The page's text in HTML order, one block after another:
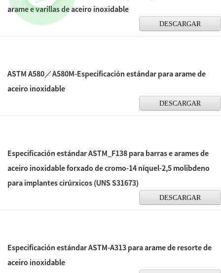
arame e varillas de aceiro inoxidable
DESCARGAR
ASTM A580／A580M-Especificación estándar para arame de
aceiro inoxidable
DESCARGAR
Especificación estándar ASTM_F138 para barras e arames de
aceiro inoxidable forxado de cromo-14 níquel-2,5 molibdeno
para implantes cirúrxicos (UNS S31673)
DESCARGAR
Especificación estándar ASTM-A313 para arame de resorte de
aceiro inoxidable